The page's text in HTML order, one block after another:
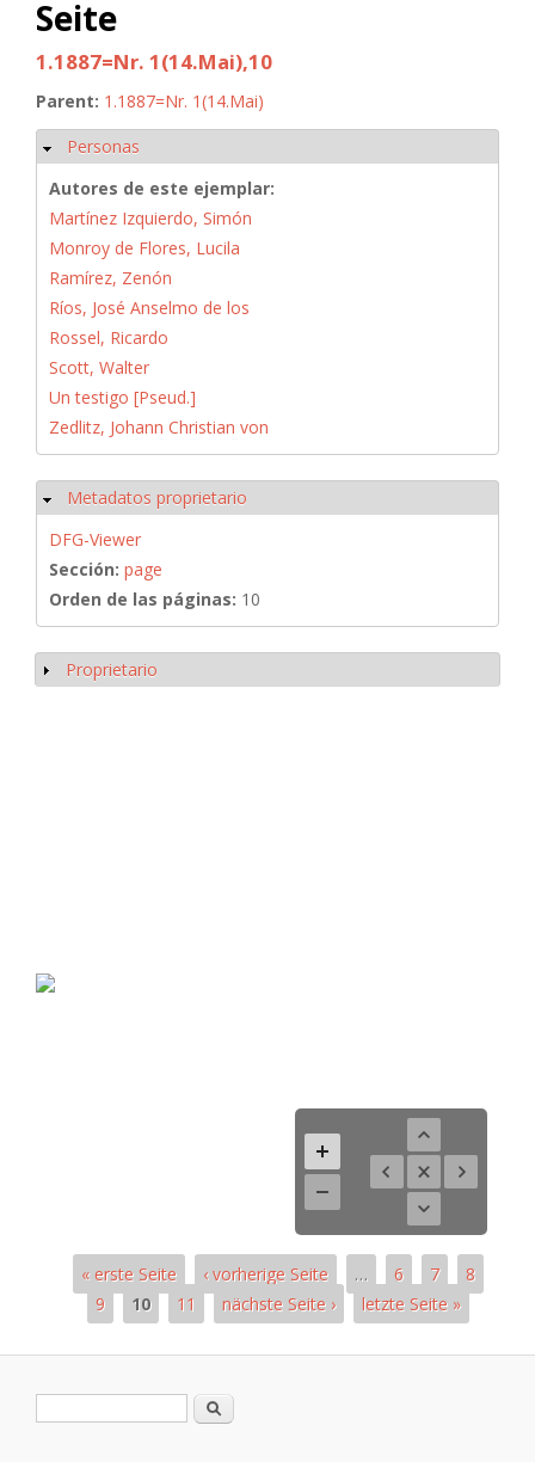
Seite
1.1887=Nr. 1(14.Mai),10
Parent: 1.1887=Nr. 1(14.Mai)
Ocultar
Personas
Autores de este ejemplar:
Martínez Izquierdo, Simón
Monroy de Flores, Lucila
Ramírez, Zenón
Ríos, José Anselmo de los
Rossel, Ricardo
Scott, Walter
Un testigo [Pseud.]
Zedlitz, Johann Christian von
Ocultar
Metadatos proprietario
DFG-Viewer
Sección: page
Orden de las páginas: 10
Mostrar
Proprietario
« erste Seite ‹ vorherige Seite … 6 7
8
9
10 11 nächste Seite › letzte Seite »
Formulario de búsqueda
Buscar